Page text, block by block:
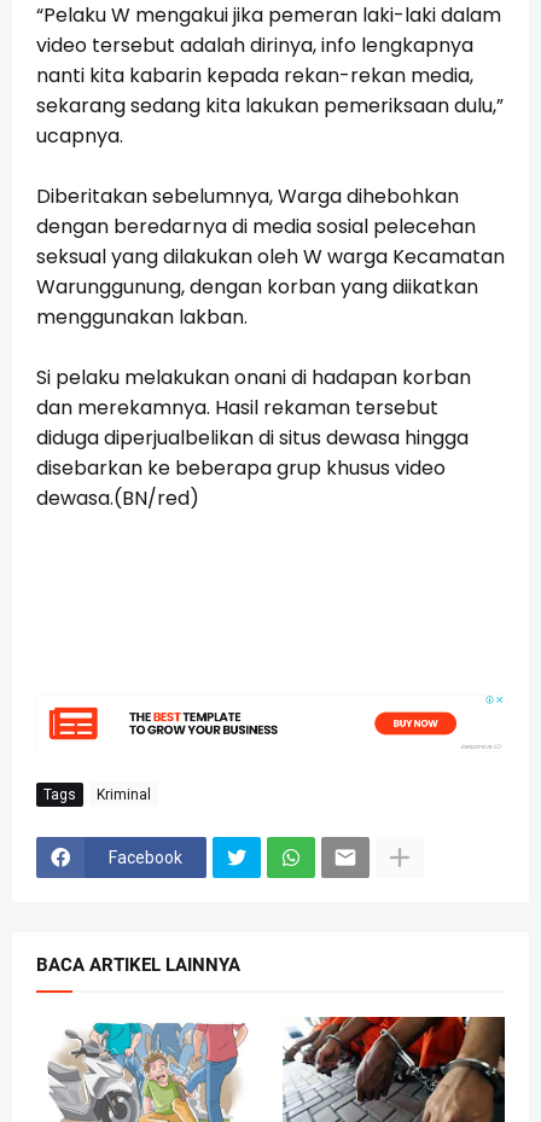
“Pelaku W mengakui jika pemeran laki-laki dalam
video tersebut adalah dirinya, info lengkapnya
nanti kita kabarin kepada rekan-rekan media,
sekarang sedang kita lakukan pemeriksaan dulu,”
ucapnya.
Diberitakan sebelumnya, Warga dihebohkan
dengan beredarnya di media sosial pelecehan
seksual yang dilakukan oleh W warga Kecamatan
Warunggunung, dengan korban yang diikatkan
menggunakan lakban.
Si pelaku melakukan onani di hadapan korban
dan merekamnya. Hasil rekaman tersebut
diduga diperjualbelikan di situs dewasa hingga
disebarkan ke beberapa grup khusus video
dewasa.(BN/red)
Tags Kriminal
Facebook
BACA ARTIKEL LAINNYA